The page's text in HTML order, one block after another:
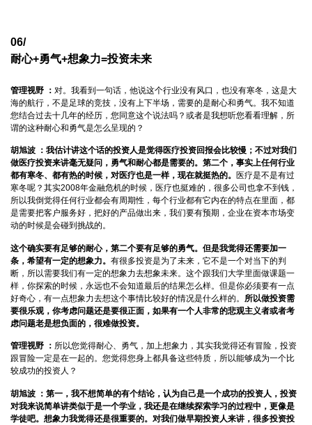
06/
耐心+勇气+想象力=投资未来
管理视野 ： 对。我看到一句话，他说这个行业没有风口，也没有寒冬，这是大
海的航行，不是足球的竞技，没有上下半场，需要的是耐心和勇气。我不知道
您结合过去十几年的经历，您同意这个说法吗？或者是我想听您看看理解，所
谓的这种耐心和勇气是怎么呈现的？
胡旭波 ： 我估计讲这个话的投资人是觉得医疗投资回报会比较慢；不过对我们
做医疗投资来讲毫无疑问，勇气和耐心都是需要的。第二个，事实上任何行业
都有寒冬、都有热的时候，对医疗也是一样，现在就挺热的。
医疗是不是有过
寒冬呢？其实2008年金融危机的时候，医疗也挺难的，很多公司也拿不到钱，
所以我倒觉得任何行业都会有周期性，每个行业都有它内在的特点在里面，都
是需要把客户服务好，把好的产品做出来，我们要有预期，企业在资本市场变
动的时候是会碰到挑战的。
这个确实要有足够的耐心，第二个要有足够的勇气。但是我觉得还需要加一
条，希望有一定的想象力。 有很多投资是为了未来，它不是一个对当下的判
断，所以需要我们有一定的想象力去想象未来。这个跟我们大学里面做课题一
样，你探索的时候，永远也不会知道最后的结果怎么样。但是你必须要有一点
好奇心，有一点想象力去想这个事情比较好的情况是什么样的。 所以做投资需
要很乐观，你考虑问题还是要很正面，如果有一个人非常的悲观主义者或者考
虑问题老是想负面的，很难做投资。
管理视野 ： 所以您觉得耐心、勇气，加上想象力，其实我觉得还有冒险，投资
跟冒险一定是在一起的。您觉得您身上都具备这些特质，所以能够成为一个比
较成功的投资人？
胡旭波 ： 第一，我不想简单的有个结论，认为自己是一个成功的投资人，投资
对我来说简单讲类似于是一个学业，我还是在继续探索学习的过程中，更像是
学徒吧。想象力我觉得还是很重要的。对我们做早期投资人来讲，很多投资投